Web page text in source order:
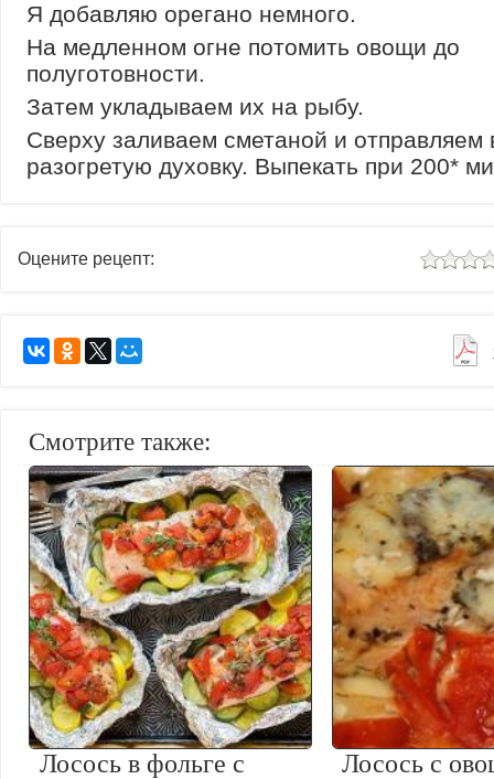
Я добавляю орегано немного.
На медленном огне потомить овощи до
полуготовности.
Затем укладываем их на рыбу.
Сверху заливаем сметаной и отправляем
разогретую духовку. Выпекать при 200*
Оцените рецепт:
Смотрите также:
Лосось в фольге с
Лосось с